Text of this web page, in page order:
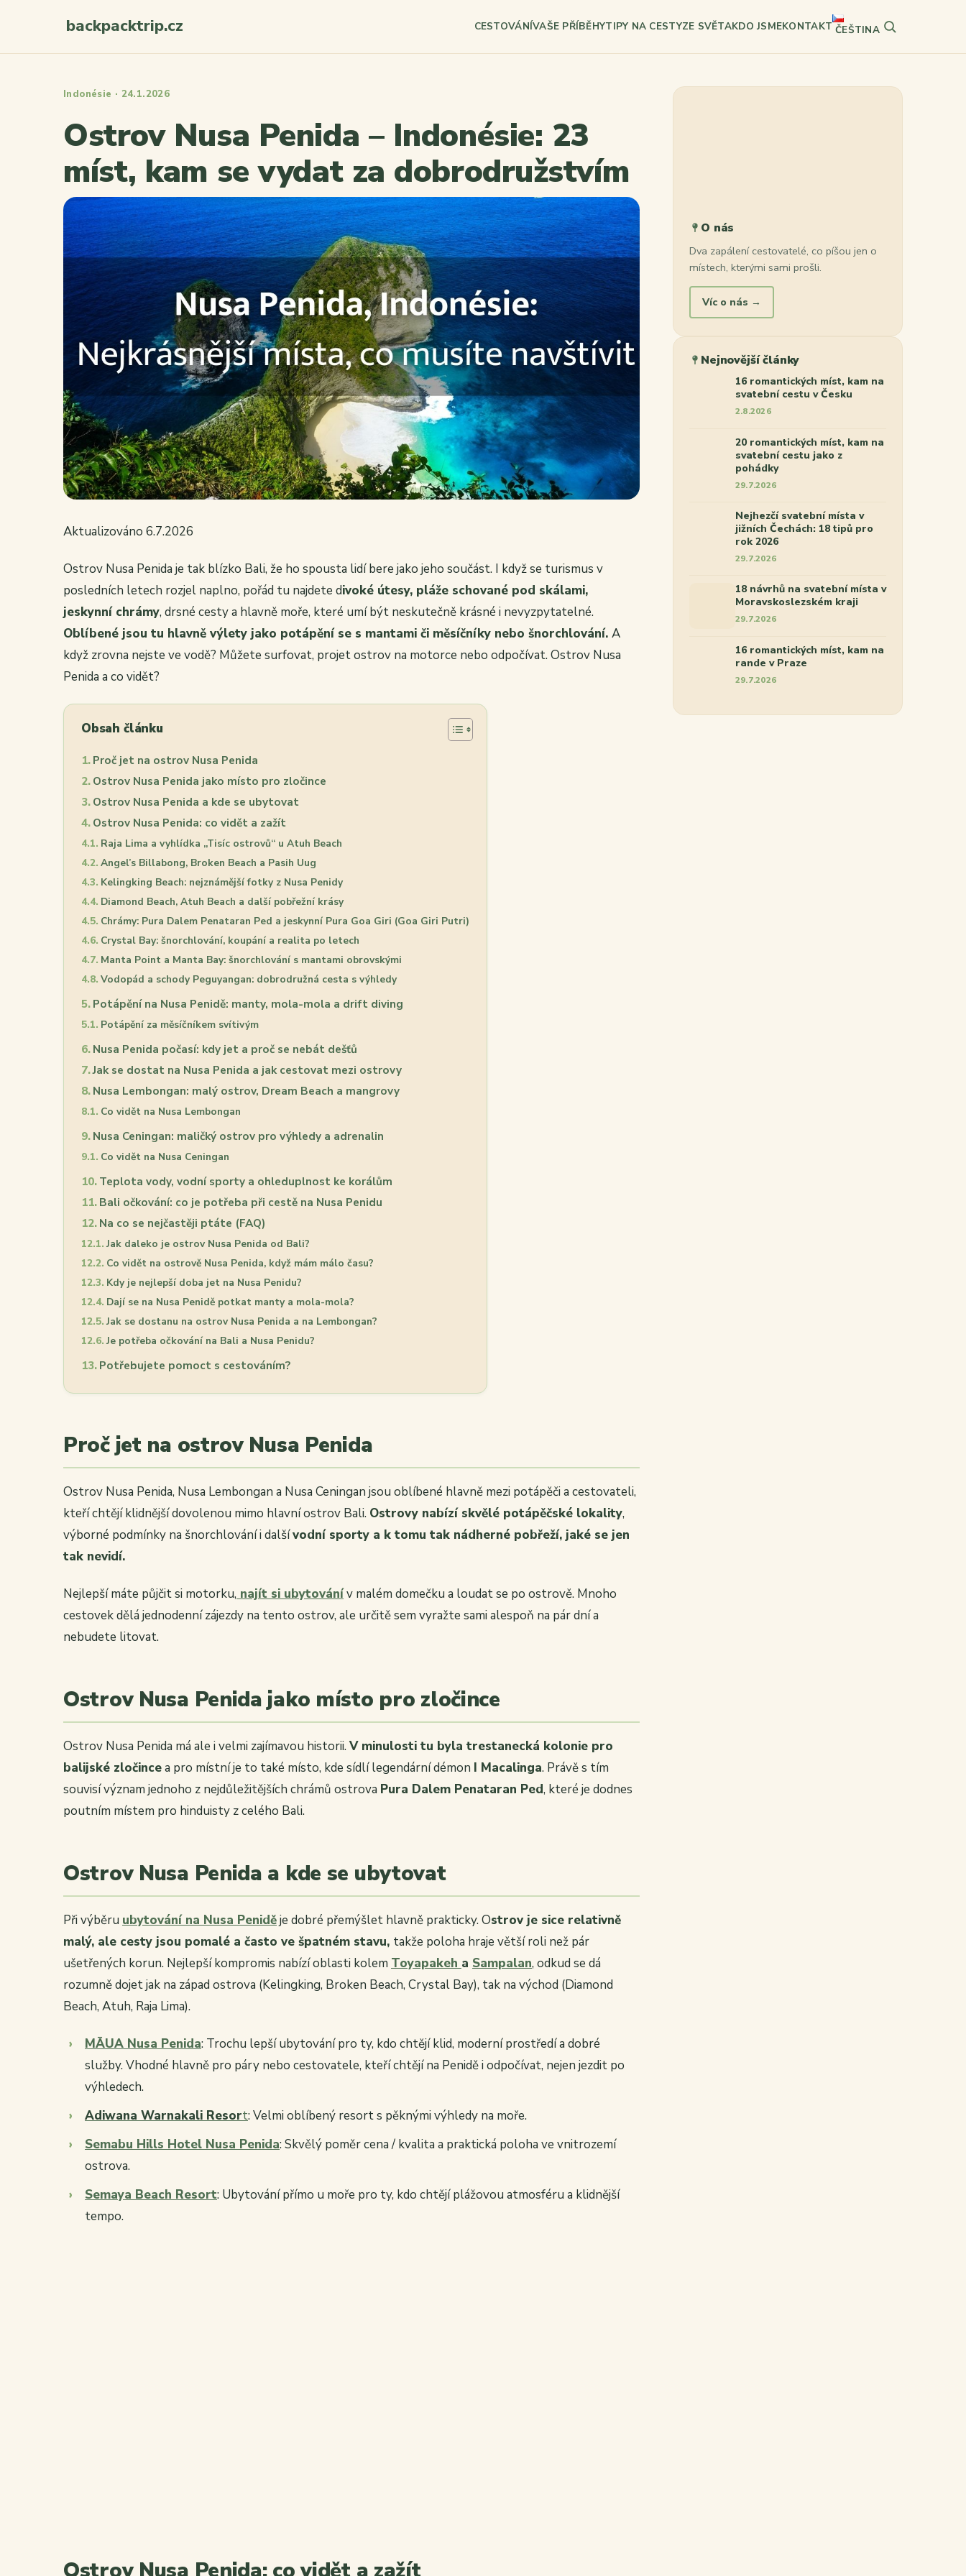
backpacktrip.cz CESTOVÁNÍVAŠE PŘÍBĚHYTIPY NA CESTYZE SVĚTAKDO JSMEKONTAKT ČEŠTINA
Indonésie · 24.1.2026
Ostrov Nusa Penida – Indonésie: 23
míst, kam se vydat za dobrodružstvím
Aktualizováno 6.7.2026
Ostrov Nusa Penida je tak blízko Bali, že ho spousta lidí bere jako jeho součást. I když se turismus v
posledních letech rozjel naplno, pořád tu najdete divoké útesy, pláže schované pod skálami,
jeskynní chrámy, drsné cesty a hlavně moře, které umí být neskutečně krásné i nevyzpytatelné.
Oblíbené jsou tu hlavně výlety jako potápění se s mantami či měsíčníky nebo šnorchlování. A
když zrovna nejste ve vodě? Můžete surfovat, projet ostrov na motorce nebo odpočívat. Ostrov Nusa
Penida a co vidět?
Obsah článku
Proč jet na ostrov Nusa Penida
Ostrov Nusa Penida jako místo pro zločince
Ostrov Nusa Penida a kde se ubytovat
Ostrov Nusa Penida: co vidět a zažít
Raja Lima a vyhlídka „Tisíc ostrovů“ u Atuh Beach
Angel’s Billabong, Broken Beach a Pasih Uug
Kelingking Beach: nejznámější fotky z Nusa Penidy
Diamond Beach, Atuh Beach a další pobřežní krásy
Chrámy: Pura Dalem Penataran Ped a jeskynní Pura Goa Giri (Goa Giri Putri)
Crystal Bay: šnorchlování, koupání a realita po letech
Manta Point a Manta Bay: šnorchlování s mantami obrovskými
Vodopád a schody Peguyangan: dobrodružná cesta s výhledy
Potápění na Nusa Penidě: manty, mola-mola a drift diving
Potápění za měsíčníkem svítivým
Nusa Penida počasí: kdy jet a proč se nebát dešťů
Jak se dostat na Nusa Penida a jak cestovat mezi ostrovy
Nusa Lembongan: malý ostrov, Dream Beach a mangrovy
Co vidět na Nusa Lembongan
Nusa Ceningan: maličký ostrov pro výhledy a adrenalin
Co vidět na Nusa Ceningan
Teplota vody, vodní sporty a ohleduplnost ke korálům
Bali očkování: co je potřeba při cestě na Nusa Penidu
Na co se nejčastěji ptáte (FAQ)
Jak daleko je ostrov Nusa Penida od Bali?
Co vidět na ostrově Nusa Penida, když mám málo času?
Kdy je nejlepší doba jet na Nusa Penidu?
Dají se na Nusa Penidě potkat manty a mola-mola?
Jak se dostanu na ostrov Nusa Penida a na Lembongan?
Je potřeba očkování na Bali a Nusa Penidu?
Potřebujete pomoct s cestováním?
Proč jet na ostrov Nusa Penida
Ostrov Nusa Penida, Nusa Lembongan a Nusa Ceningan jsou oblíbené hlavně mezi potápěči a cestovateli,
kteří chtějí klidnější dovolenou mimo hlavní ostrov Bali. Ostrovy nabízí skvělé potápěčské lokality,
výborné podmínky na šnorchlování i dalšívodní sporty a k tomu tak nádherné pobřeží, jaké se jen
tak nevidí.
Nejlepší máte půjčit si motorku, najít si ubytovánív malém domečku a loudat se po ostrově. Mnoho
cestovek dělá jednodenní zájezdy na tento ostrov, ale určitě sem vyražte sami alespoň na pár dní a
nebudete litovat.
Ostrov Nusa Penida jako místo pro zločince
Ostrov Nusa Penida má ale i velmi zajímavou historii.V minulosti tu byla trestanecká kolonie pro
balijské zločincea pro místní je to také místo, kde sídlí legendární démon I Macalinga. Právě s tím
souvisí význam jednoho z nejdůležitějších chrámů ostrova Pura Dalem Penataran Ped, které je dodnes
poutním místem pro hinduisty z celého Bali.
Ostrov Nusa Penida a kde se ubytovat
Při výběru ubytování na Nusa Peniděje dobré přemýšlet hlavně prakticky. Ostrov je sice relativně
malý, ale cesty jsou pomalé a často ve špatném stavu, takže poloha hraje větší roli než pár
ušetřených korun. Nejlepší kompromis nabízí oblasti kolem Toyapakeh a Sampalan, odkud se dá
rozumně dojet jak na západ ostrova (Kelingking, Broken Beach, Crystal Bay), tak na východ (Diamond
Beach, Atuh, Raja Lima).
MĀUA Nusa Penida: Trochu lepší ubytování pro ty, kdo chtějí klid, moderní prostředí a dobré
služby. Vhodné hlavně pro páry nebo cestovatele, kteří chtějí na Penidě i odpočívat, nejen jezdit po
výhledech.
Adiwana Warnakali Resort: Velmi oblíbený resort s pěknými výhledy na moře.
Semabu Hills Hotel Nusa Penida: Skvělý poměr cena / kvalita a praktická poloha ve vnitrozemí
ostrova.
Semaya Beach Resort: Ubytování přímo u moře pro ty, kdo chtějí plážovou atmosféru a klidnější
tempo.
O nás
Dva zapálení cestovatelé, co píšou jen o
místech, kterými sami prošli.
Víc o nás →
Nejnovější články
16 romantických míst, kam na
svatební cestu v Česku
2.8.2026
20 romantických míst, kam na
svatební cestu jako z
pohádky
29.7.2026
Nejhezčí svatební místa v
jižních Čechách: 18 tipů pro
rok 2026
29.7.2026
18 návrhů na svatební místa v
Moravskoslezském kraji
29.7.2026
16 romantických míst, kam na
rande v Praze
29.7.2026